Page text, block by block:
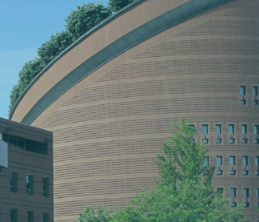
Mandataire
En savoir plus